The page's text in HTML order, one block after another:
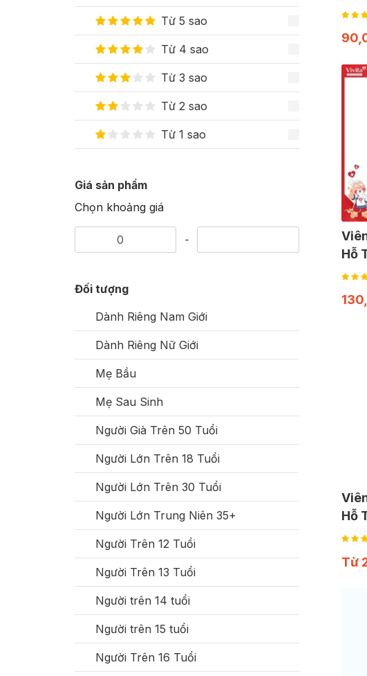
Từ 5 sao
Từ 4 sao
Từ 3 sao
Từ 2 sao
Từ 1 sao
Giá sản phẩm
Chọn khoảng giá
-
Đối tượng
Dành Riêng Nam Giới
Dành Riêng Nữ Giới
Mẹ Bầu
Mẹ Sau Sinh
Người Già Trên 50 Tuổi
Người Lớn Trên 18 Tuổi
Người Lớn Trên 30 Tuổi
Người Lớn Trung Niên 35+
Người Trên 12 Tuổi
Người Trên 13 Tuổi
Người trên 14 tuổi
Người trên 15 tuổi
Người Trên 16 Tuổi
Sức
Hỗ
Hỗ
30
Từ